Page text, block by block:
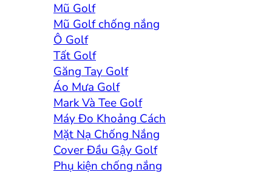
Mũ Golf
Mũ Golf chống nắng
Ô Golf
Tất Golf
Găng Tay Golf
Áo Mưa Golf
Mark Và Tee Golf
Máy Đo Khoảng Cách
Mặt Nạ Chống Nắng
Cover Đầu Gậy Golf
Phụ kiện chống nắng